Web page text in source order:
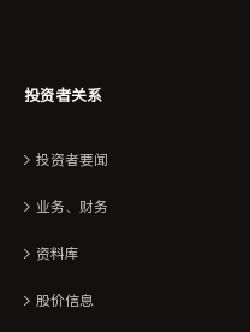
投资者关系
投资者要闻
业务、财务
资料库
股价信息